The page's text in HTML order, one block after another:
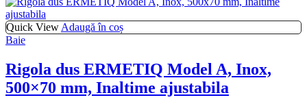
Quick View Adaugă în coș
Baie
Rigola dus ERMETIQ Model A, Inox,
500×70 mm, Inaltime ajustabila